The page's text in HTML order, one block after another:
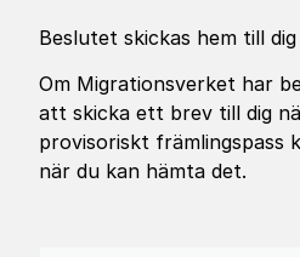
Beslutet skickas hem till
Om Migrationsverket har
att skicka ett brev till dig
provisoriskt främlingspass
när du kan hämta det.